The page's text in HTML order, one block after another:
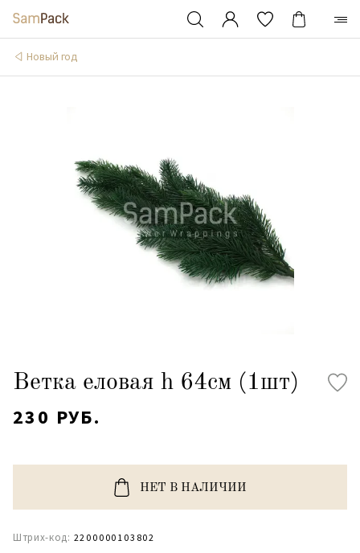
Новый год
Ветка еловая h 64см (1шт)
230 РУБ.
НЕТ В НАЛИЧИИ
Штрих-код: 2200000103802